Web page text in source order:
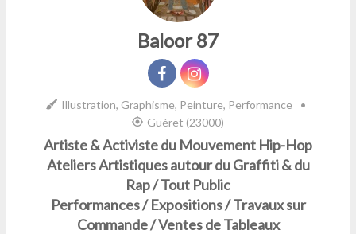
Baloor 87
Illustration, Graphisme, Peinture, Performance
•
Guéret (23000)
Artiste & Activiste du Mouvement Hip-Hop
Ateliers Artistiques autour du Graffiti & du
Rap / Tout Public
Performances / Expositions / Travaux sur
Commande / Ventes de Tableaux